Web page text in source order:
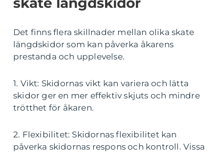
Det finns flera skillnader mellan olika skate
längdskidor som kan påverka åkarens
prestanda och upplevelse.
1. Vikt: Skidornas vikt kan variera och lätta
skidor ger en mer effektiv skjuts och mindre
trötthet för åkaren.
2. Flexibilitet: Skidornas flexibilitet kan
påverka skidornas respons och kontroll. Vissa